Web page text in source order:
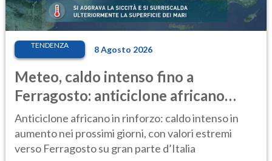
TENDENZA 8 Agosto 2026
Meteo, caldo intenso fino a
Ferragosto: anticiclone africano
ancora protagonista
Anticiclone africano in rinforzo: caldo intenso in
aumento nei prossimi giorni, con valori estremi
verso Ferragosto su gran parte d’Italia